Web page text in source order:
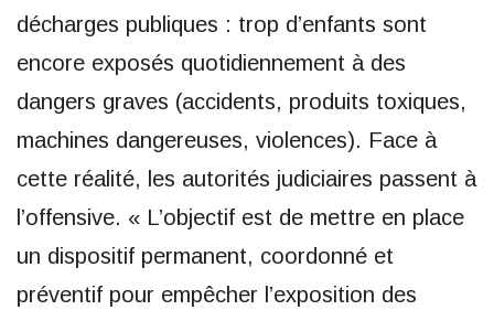
décharges publiques : trop d’enfants sont
encore exposés quotidiennement à des
dangers graves (accidents, produits toxiques,
machines dangereuses, violences). Face à
cette réalité, les autorités judiciaires passent à
l’offensive. « L’objectif est de mettre en place
un dispositif permanent, coordonné et
préventif pour empêcher l’exposition des